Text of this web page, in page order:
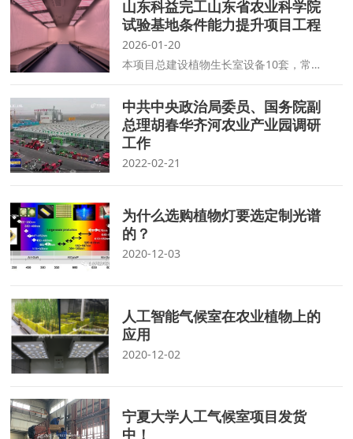
山东科益完工山东省农业科学院
试验基地条件能力提升项目工程
2026-01-20
本项目总建设植物生长室设备10套，常温高光照培养架型植物生长室3套，低温培养架型植物生长室2套，顶置光型植物生长室3套，常温培养架型植物生长室2套。
中共中央政治局委员、国务院副
总理胡春华齐河农业产业园调研
工作
2022-02-21
为什么选购植物灯要选定制光谱
的？
2020-12-03
人工智能气候室在农业植物上的
应用
2020-12-02
宁夏大学人工气候室项目发货
中！